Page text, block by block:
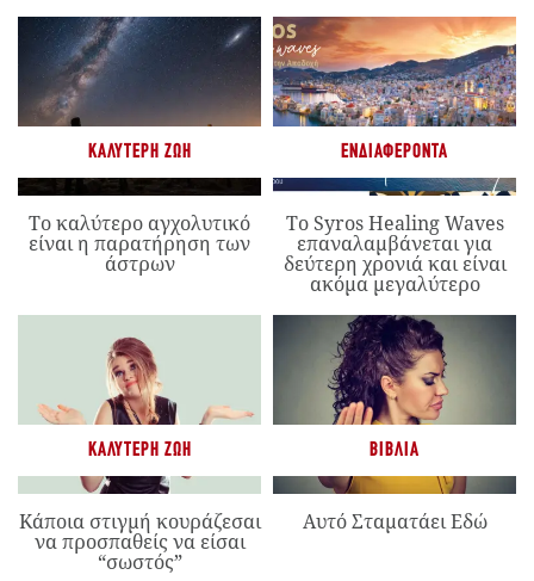
ΚΑΛΎΤΕΡΗ ΖΩΉ
Το καλύτερο αγχολυτικό
είναι η παρατήρηση των
άστρων
ΕΝΔΙΑΦΈΡΟΝΤΑ
Το Syros Healing Waves
επαναλαμβάνεται για
δεύτερη χρονιά και είναι
ακόμα μεγαλύτερο
ΚΑΛΎΤΕΡΗ ΖΩΉ
Κάποια στιγμή κουράζεσαι
να προσπαθείς να είσαι
“σωστός”
ΒΙΒΛΊΑ
Αυτό Σταματάει Εδώ